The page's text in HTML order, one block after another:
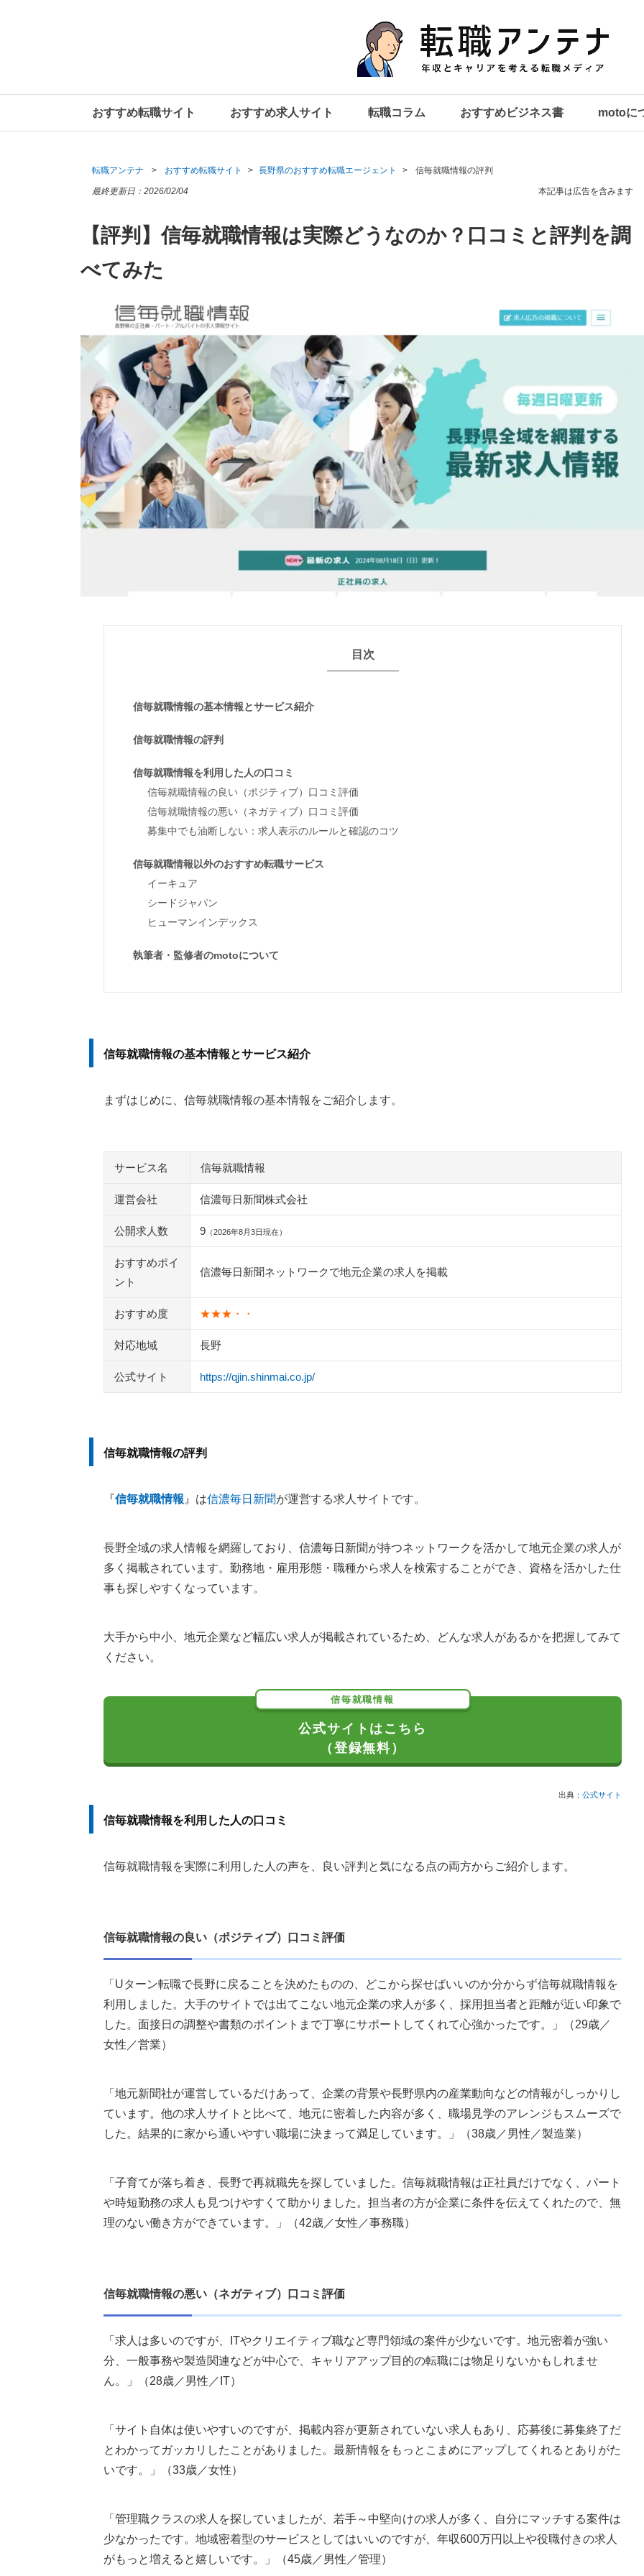
おすすめ転職サイト おすすめ求人サイト 転職コラム おすすめビジネス書 motoに
転職アンテナ おすすめ転職サイト 長野県のおすすめ転職エージェント 信毎就職情報の評判
本記事は広告を含みます
最終更新日： 2026/02/04
【評判】信毎就職情報は実際どうなのか？口コミと評判を調
べてみた
目次
信毎就職情報の基本情報とサービス紹介
信毎就職情報の評判
信毎就職情報を利用した人の口コミ
信毎就職情報の良い（ポジティブ）口コミ評価
信毎就職情報の悪い（ネガティブ）口コミ評価
募集中でも油断しない：求人表示のルールと確認のコツ
信毎就職情報以外のおすすめ転職サービス
イーキュア
シードジャパン
ヒューマンインデックス
執筆者・監修者のmotoについて
信毎就職情報の基本情報とサービス紹介
まずはじめに、信毎就職情報の基本情報をご紹介します。
サービス名 信毎就職情報
運営会社 信濃毎日新聞株式会社
公開求人数 9 （2026年8月3日現在）
おすすめポイ
ント
信濃毎日新聞ネットワークで地元企業の求人を掲載
おすすめ度 ★★★・・
対応地域 長野
公式サイト https://qjin.shinmai.co.jp/
信毎就職情報の評判
『信毎就職情報 』は信濃毎日新聞が運営する求人サイトです。
長野全域の求人情報を網羅しており、信濃毎日新聞が持つネットワークを活かして地元企業の求人が
多く掲載されています。勤務地・雇用形態・職種から求人を検索することができ、資格を活かした仕
事も探しやすくなっています。
大手から中小、地元企業など幅広い求人が掲載されているため、どんな求人があるかを把握してみて
ください。
信毎就職情報
公式サイトはこちら
（登録無料）
出典： 公式サイト
信毎就職情報を利用した人の口コミ
信毎就職情報を実際に利用した人の声を、良い評判と気になる点の両方からご紹介します。
信毎就職情報の良い（ポジティブ）口コミ評価
「Uターン転職で長野に戻ることを決めたものの、どこから探せばいいのか分からず信毎就職情報を
利用しました。大手のサイトでは出てこない地元企業の求人が多く、採用担当者と距離が近い印象で
した。面接日の調整や書類のポイントまで丁寧にサポートしてくれて心強かったです。」（29歳／
女性／営業）
「地元新聞社が運営しているだけあって、企業の背景や長野県内の産業動向などの情報がしっかりし
ています。他の求人サイトと比べて、地元に密着した内容が多く、職場見学のアレンジもスムーズで
した。結果的に家から通いやすい職場に決まって満足しています。」（38歳／男性／製造業）
「子育てが落ち着き、長野で再就職先を探していました。信毎就職情報は正社員だけでなく、パート
や時短勤務の求人も見つけやすくて助かりました。担当者の方が企業に条件を伝えてくれたので、無
理のない働き方ができています。」（42歳／女性／事務職）
信毎就職情報の悪い（ネガティブ）口コミ評価
「求人は多いのですが、ITやクリエイティブ職など専門領域の案件が少ないです。地元密着が強い
分、一般事務や製造関連などが中心で、キャリアアップ目的の転職には物足りないかもしれませ
ん。」（28歳／男性／IT）
「サイト自体は使いやすいのですが、掲載内容が更新されていない求人もあり、応募後に募集終了だ
とわかってガッカリしたことがありました。最新情報をもっとこまめにアップしてくれるとありがた
いです。」（33歳／女性）
「管理職クラスの求人を探していましたが、若手～中堅向けの求人が多く、自分にマッチする案件は
少なかったです。地域密着型のサービスとしてはいいのですが、年収600万円以上や役職付きの求人
がもっと増えると嬉しいです。」（45歳／男性／管理）